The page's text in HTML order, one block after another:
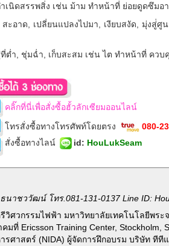
เนิดสรรพสิ่ง เช่น ม้าม ทำหน้าที่ ย่อยดูดซึมอ
ะอาด, เปลี่ยนแปลงไปมา, เงียบสงัด, มุ่งสู่่ศู
ต่ำ, ชุ่มฉ่ำ, เก็บสะสม เช่น ไต ทำหน้าที่ ควบ
คลิ๊กที่นี่เพื่อสั่งซื้อฮั้วลักเซียมออนไลน์
โทรสั่งซื้อทางโทรศัพท์โดยตรง
080-
สั่งซื้อทางไลน์
id: HouLukSeam
นาชววัฒน์ โทร.081-131-0137 Line ID:
ศวกรรมไฟฟ้า มหาวิทยาลัยเทคโนโลยีพร
มที่ Ericsson Training Center,
ศาสตร์ (NIDA) ผู้จัดการฝึกอบรม บริษัท ทีที